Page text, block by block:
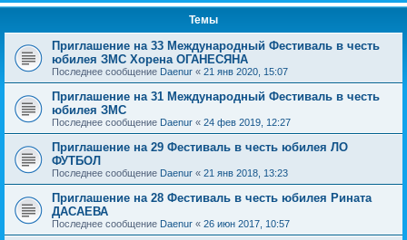
Темы
Приглашение на 33 Международный Фестиваль в честь
юбилея ЗМС Хорена ОГАНЕСЯНА
Последнее сообщение Daenur « 21 янв 2020, 15:07
Приглашение на 31 Международный Фестиваль в честь
юбилея ЗМС
Последнее сообщение Daenur « 24 фев 2019, 12:27
Приглашение на 29 Фестиваль в честь юбилея ЛО
ФУТБОЛ
Последнее сообщение Daenur « 21 янв 2018, 13:23
Приглашение на 28 Фестиваль в честь юбилея Рината
ДАСАЕВА
Последнее сообщение Daenur « 26 июн 2017, 10:57